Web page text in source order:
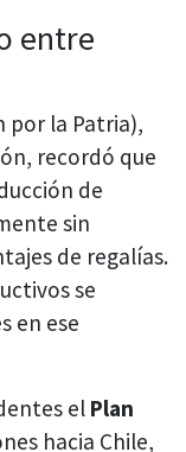
entre
por la Patria),
recordó que
de
sin
de regalías.
se
en ese
el Plan
hacia Chile,